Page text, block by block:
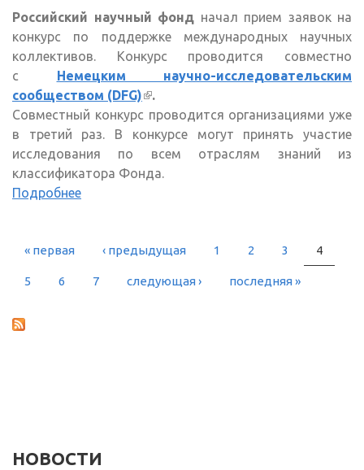
Российский научный фонд начал прием заявок на
конкурс по поддержке международных научных
коллективов. Конкурс проводится совместно
с Немецким научно-исследовательским
сообществом (DFG)(внешняя ссылка)
.
Совместный конкурс проводится организациями уже
в третий раз. В конкурсе могут принять участие
исследования по всем отраслям знаний из
классификатора Фонда.
Подробнее
СТРАНИЦЫ
« первая ‹ предыдущая 1 2 3 4
5 6 7 следующая › последняя »
НОВОСТИ